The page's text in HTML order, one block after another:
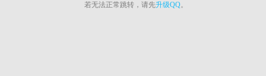
若无法正常跳转，请先升级QQ。